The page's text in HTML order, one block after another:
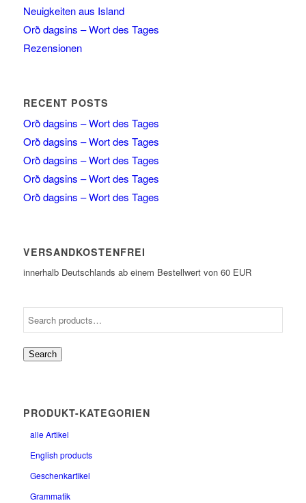
Neuigkeiten aus Island
Orð dagsins – Wort des Tages
Rezensionen
RECENT POSTS
Orð dagsins – Wort des Tages
Orð dagsins – Wort des Tages
Orð dagsins – Wort des Tages
Orð dagsins – Wort des Tages
Orð dagsins – Wort des Tages
VERSANDKOSTENFREI
innerhalb Deutschlands ab einem Bestellwert von 60 EUR
Search
PRODUKT-KATEGORIEN
alle Artikel
English products
Geschenkartikel
Grammatik